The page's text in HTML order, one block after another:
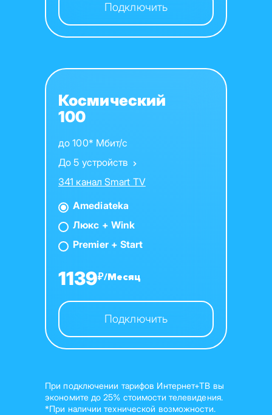
Подключить
Космический
100
до 100* Мбит/с
До 5 устройств
341 канал Smart TV
Amediateka
Люкс + Wink
Premier + Start
1139₽/Месяц
Подключить
При подключении тарифов Интернет+ТВ вы
экономите до 25% стоимости телевидения.
*При наличии технической возможности.